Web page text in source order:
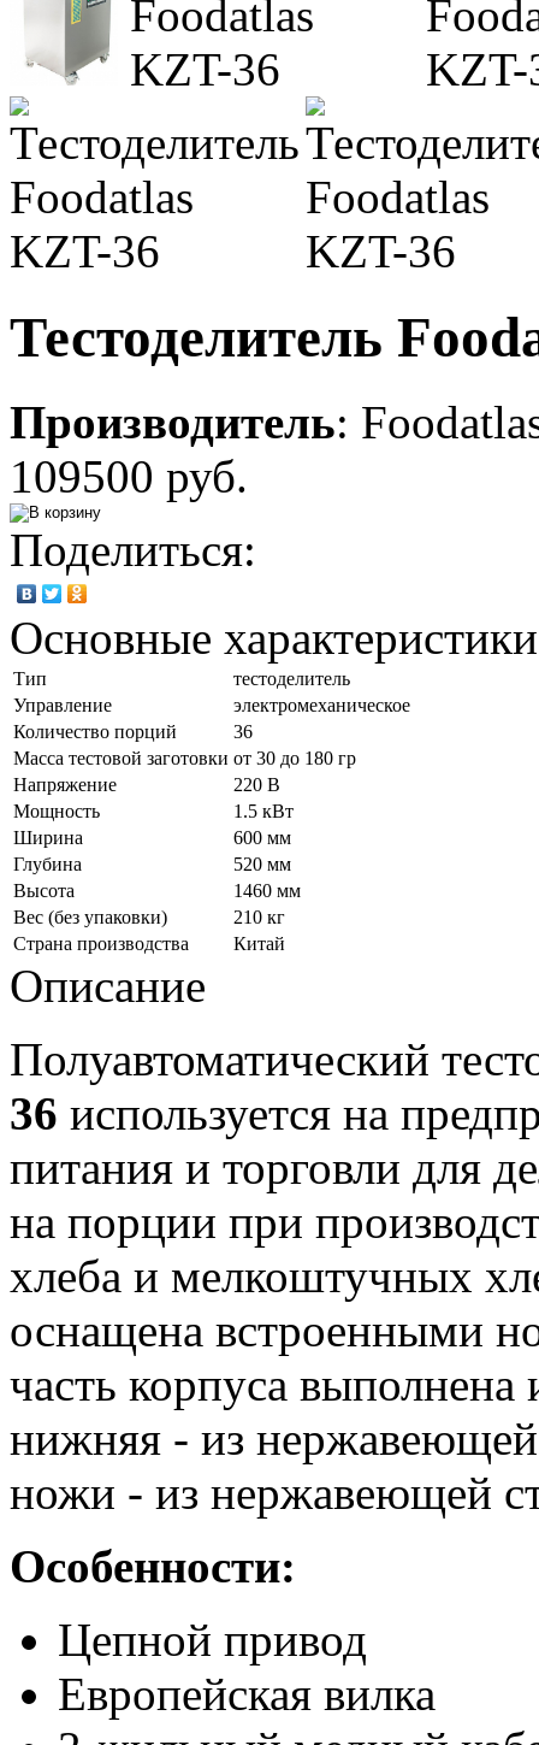
Тестоделитель
Производитель:
109500 руб.
Поделиться:
Основные характеристики
Тип
тестоделитель
Управление
электромеханическое
Количество порций
36
Масса тестовой заготовки от 30 до 180 гр
Напряжение
220 В
Мощность
1.5 кВт
Ширина
600 мм
Глубина
520 мм
Высота
1460 мм
Вес (без упаковки)
210 кг
Страна производства
Китай
Описание
Полуавтоматический
36 используется на
питания и торговли для
на порции при
хлеба и мелкоштучных
оснащена встроенными
часть корпуса
нижняя - из нержавеющей
ножи - из нержавеющей
Особенности:
Цепной привод
Европейская вилка